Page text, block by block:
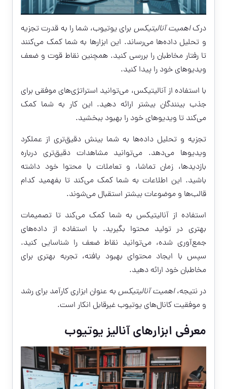
درکاهمیت آنالیتیکس برای یوتیوب، شما را به قدرت تجزیه
و تحلیل داده‌ها می‌رساند. این ابزارها به شما کمک می‌کنند
تا رفتار مخاطبان را بررسی کنید. همچنین نقاط قوت و ضعف
ویدیوهای خود را پیدا کنید.
با استفاده از آنالیتیکس، می‌توانید استراتژی‌های موفقی برای
جذب بینندگان بیشتر ارائه دهید. این کار به شما کمک
می‌کند تا ویدیوهای خود را بهبود ببخشید.
تجزیه و تحلیل داده‌ها به شما بینش دقیق‌تری از عملکرد
ویدیوها می‌دهد. می‌توانید مشاهدات دقیق‌تری درباره
بازدیدها، زمان تماشا، و تعاملات با محتوا خود داشته
باشید. این اطلاعات به شما کمک می‌کند تا بفهمید کدام
قالب‌ها و موضوعات بیشتر استقبال می‌شوند.
استفاده از آنالیتیکس به شما کمک می‌کند تا تصمیمات
بهتری در تولید محتوا بگیرید. با استفاده از داده‌های
جمع‌آوری شده، می‌توانید نقاط ضعف را شناسایی کنید.
سپس با ایجاد محتوای بهبود یافته، تجربه بهتری برای
مخاطبان خود ارائه دهید.
در نتیجه،اهمیت آنالیتیکس به عنوان ابزاری کارآمد برای رشد
و موفقیت کانال‌های یوتیوب غیرقابل انکار است.
معرفی ابزارهای آنالیز یوتیوب